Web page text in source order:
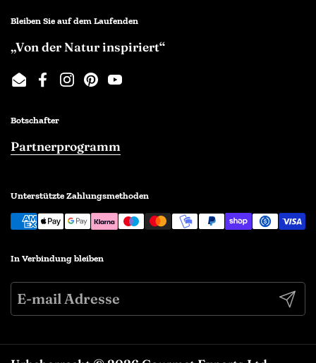
Bleiben Sie auf dem Laufenden
„Von der Natur inspiriert“
EmailFacebook
Instagram
PinterestYouTube
Botschafter
Partnerprogramm
Unterstützte Zahlungsmethoden
In Verbindung bleiben